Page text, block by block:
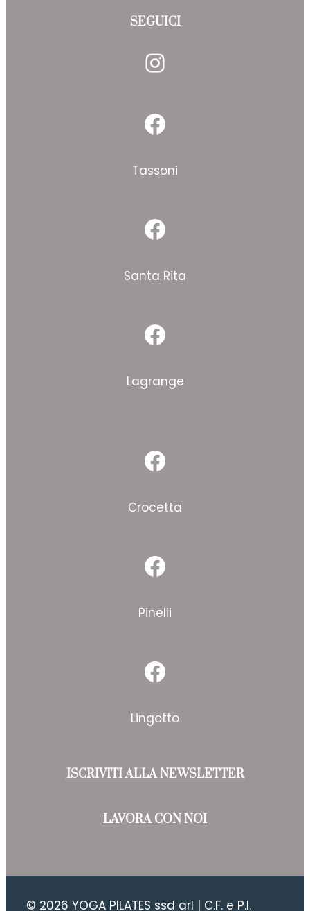
SEGUICI
Instagram
Facebook
Tassoni
Facebook
Santa Rita
Facebook
Lagrange
Facebook
Crocetta
Facebook
Pinelli
Facebook
Lingotto
ISCRIVITI ALLA NEWSLETTER
LAVORA CON NOI
© 2026 YOGA PILATES ssd arl | C.F. e P.I.